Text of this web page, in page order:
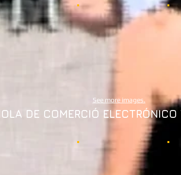
See more images.
DE COMERCIÓ